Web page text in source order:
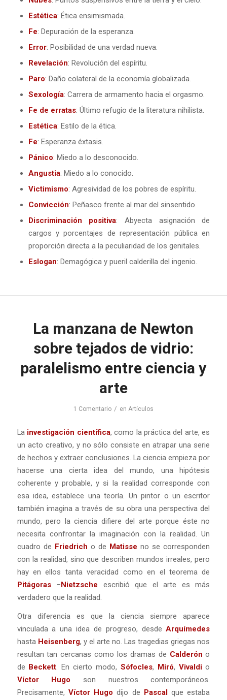
Estética: Ética ensimismada.
Fe: Depuración de la esperanza.
Error: Posibilidad de una verdad nueva.
Revelación: Revolución del espíritu.
Paro: Daño colateral de la economía globalizada.
Sexología: Carrera de armamento hacia el orgasmo.
Fe de erratas: Último refugio de la literatura nihilista.
Estética: Estilo de la ética.
Fe: Esperanza éxtasis.
Pánico: Miedo a lo desconocido.
Angustia: Miedo a lo conocido.
Victimismo: Agresividad de los pobres de espíritu.
Convicción: Peñasco frente al mar del sinsentido.
Discriminación positiva: Abyecta asignación de
cargos y porcentajes de representación pública en
proporción directa a la peculiaridad de los genitales.
Eslogan: Demagógica y pueril calderilla del ingenio.
La manzana de Newton
sobre tejados de vidrio:
paralelismo entre ciencia y
arte
1 Comentario / en Artículos
La investigación científica, como la práctica del arte, es
un acto creativo, y no sólo consiste en atrapar una serie
de hechos y extraer conclusiones. La ciencia empieza por
hacerse una cierta idea del mundo, una hipótesis
coherente y probable, y si la realidad corresponde con
esa idea, establece una teoría. Un pintor o un escritor
también imagina a través de su obra una perspectiva del
mundo, pero la ciencia difiere del arte porque éste no
necesita confrontar la imaginación con la realidad. Un
cuadro de Friedrich o de Matisse no se corresponden
con la realidad, sino que describen mundos irreales, pero
hay en ellos tanta veracidad como en el teorema de
Pitágoras–Nietzsche escribió que el arte es más
verdadero que la realidad.
Otra diferencia es que la ciencia siempre aparece
vinculada a una idea de progreso, desdeArquímedes
hasta Heisenberg, y el arte no. Las tragedias griegas nos
resultan tan cercanas como los dramas de Calderón o
de Beckett. En cierto modo, Sófocles, Miró, Vivaldi o
Víctor Hugo son nuestros contemporáneos.
Precisamente, Víctor Hugo dijo de Pascal
que estaba